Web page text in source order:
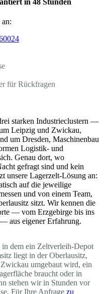
für Rückfragen
starken Industrieclustern —
Leipzig und Zwickau,
um Dresden, Maschinenbau
Logistik- und
Genau dort, wo
gefragt sind und kein
unsere Lagerzelt-Lösung an:
auf die jeweilige
und von einem Team,
sitzt. Wir kennen die
— vom Erzgebirge bis ins
aus eigener Erfahrung.
in dem ein Zeltverleih-Depot
liegt in der Oberlausitz,
umgebaut wird, ein
braucht oder in
stehen wir in Stunden vor
Für Ihre Anfrage zu